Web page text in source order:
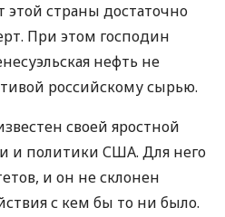
этой страны достаточно
При этом господин
нефть не
российскому сырью.
своей яростной
и политики США. Для него
и он не склонен
с кем бы то ни было.